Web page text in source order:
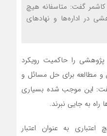
کاشمر گفت: متاسفانه هیچ
در اداره‌ها و نهادهای
را حاکمیت رویکرد
و مطالعه برای حل مسائل و
این موجب شده بسیاری
راه به جایی نبرند.
به عنوان اعتبار